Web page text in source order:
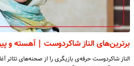
برترین‌های الناز شاکردوست | آهسته و